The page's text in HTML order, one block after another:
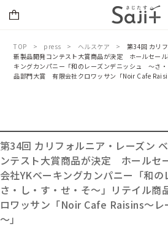
TOP press ヘルスケア
第34回 カリ
新製品開発コンテスト大賞商品が決定 ホールセー
キングカンパニー「和のレーズンデニッシュ ～さ
品部門大賞 有限会社クロワッサン「Noir Cafe
第34回 カリフォルニア・レーズン
ンテスト大賞商品が決定 ホール
会社YKベーキングカンパニー「和
さ・し・す・せ・そ～」リテイル
ロワッサン「Noir Cafe Raisins～レ
～」